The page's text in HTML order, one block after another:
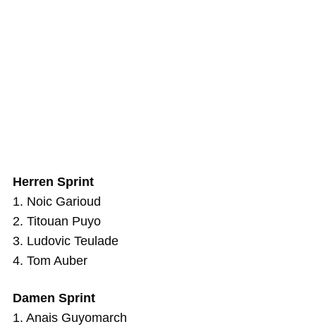
Herren Sprint
1. Noic Garioud
2. Titouan Puyo
3. Ludovic Teulade
4. Tom Auber
Damen Sprint
1. Anais Guyomarch